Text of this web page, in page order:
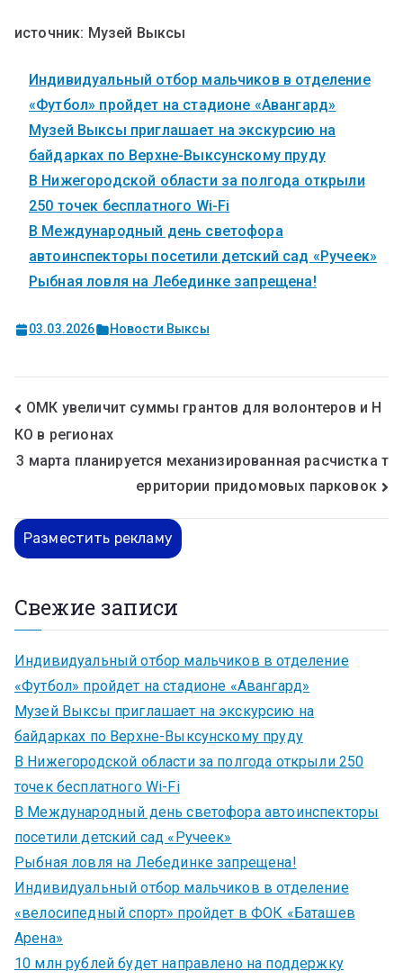
источник: Музей Выксы
Индивидуальный отбор мальчиков в отделение
«Футбол» пройдет на стадионе «Авангард»
Музей Выксы приглашает на экскурсию на
байдарках по Верхне-Выксунскому пруду
В Нижегородской области за полгода открыли
250 точек бесплатного Wi-Fi
В Международный день светофора
автоинспекторы посетили детский сад «Ручеек»
Рыбная ловля на Лебединке запрещена!
03.03.2026 Новости Выксы
ОМК увеличит суммы грантов для волонтеров и Н
КО в регионах
3 марта планируется механизированная расчистка т
ерритории придомовых парковок
Разместить рекламу
Свежие записи
Индивидуальный отбор мальчиков в отделение
«Футбол» пройдет на стадионе «Авангард»
Музей Выксы приглашает на экскурсию на
байдарках по Верхне-Выксунскому пруду
В Нижегородской области за полгода открыли 250
точек бесплатного Wi-Fi
В Международный день светофора автоинспекторы
посетили детский сад «Ручеек»
Рыбная ловля на Лебединке запрещена!
Индивидуальный отбор мальчиков в отделение
«велосипедный спорт» пройдет в ФОК «Баташев
Арена»
10 млн рублей будет направлено на поддержку